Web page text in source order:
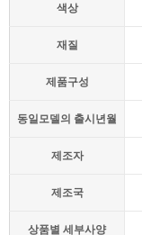
색상
재질
제품구성
동일모델의 출시년월
제조자
제조국
상품별 세부사양